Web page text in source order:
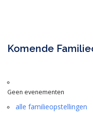
Komende
Geen evenementen
alle familieopstellingen